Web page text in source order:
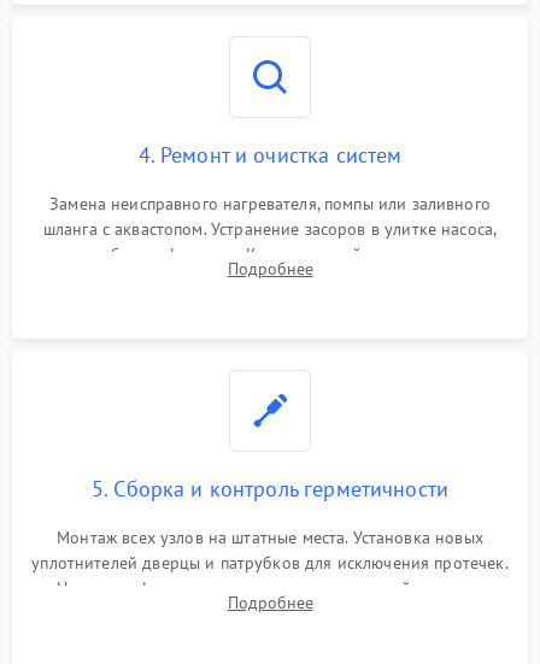
4. Ремонт и очистка систем
Замена неисправного нагревателя, помпы или заливного
шланга с аквастопом. Устранение засоров в улитке насоса,
патрубках и фильтрах. Компонентный ремонт платы
управления, восстановление поврежденной проводки.
Подробнее
5. Сборка и контроль герметичности
Монтаж всех узлов на штатные места. Установка новых
уплотнителей дверцы и патрубков для исключения протечек.
Надежная фиксация хомутов гидравлической системы,
сборка корпуса и установка датчика поплавка.
Подробнее